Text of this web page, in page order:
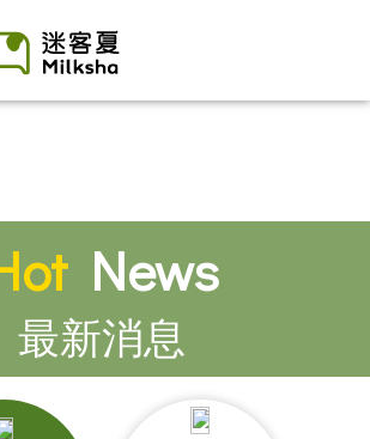
News
最新消息